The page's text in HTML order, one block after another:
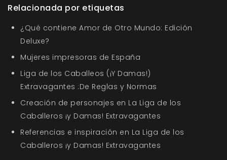
Relacionada por etiquetas
¿Qué contiene Amor de Otro Mundo: Edición
Deluxe?
Mujeres impresoras de España
Liga de los Caballeos (¡Y Damas!)
Extravagantes :De Reglas y Normas
Creación de personajes en La Liga de los
Caballeros ¡y Damas! Extravagantes
Referencias e inspiración en La Liga de los
Caballeros ¡y Damas! Extravagantes